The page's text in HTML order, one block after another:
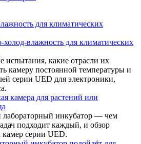
холод-влажность для климатических
испытания, какие отрасли их
камеру постоянной температуры и
серии UED для электроники,
камера для растений или
лабораторный инкубатор — чем
подходит каждый, и обзор
камер серии UED.